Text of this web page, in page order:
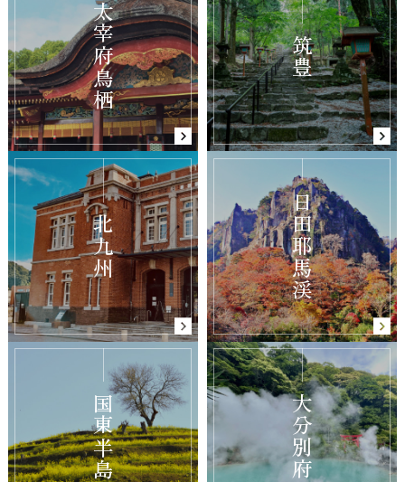
太宰府鳥栖 筑豊
北九州 日田耶馬渓
国東半島 大分別府